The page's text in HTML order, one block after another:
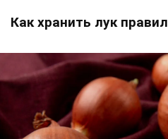
Как хранить лук